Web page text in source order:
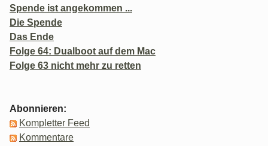
Spende ist angekommen ...
Die Spende
Das Ende
Folge 64: Dualboot auf dem Mac
Folge 63 nicht mehr zu retten
Abonnieren:
Kompletter Feed
Kommentare